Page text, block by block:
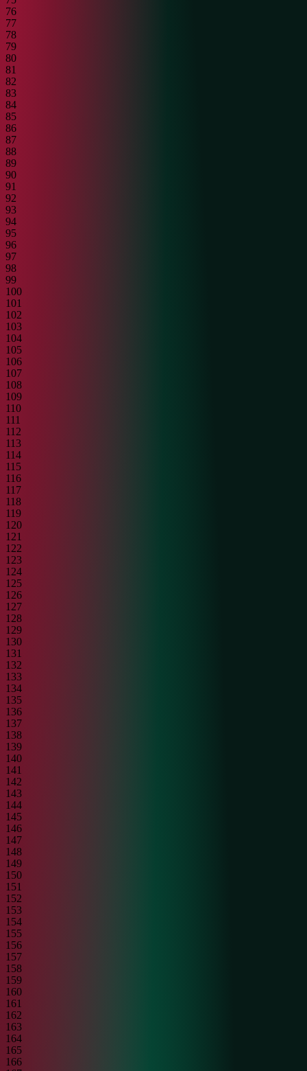
76
77
78
79
80
81
82
83
84
85
86
87
88
89
90
91
92
93
94
95
96
97
98
99
100
101
102
103
104
105
106
107
108
109
110
111
112
113
114
115
116
117
118
119
120
121
122
123
124
125
126
127
128
129
130
131
132
133
134
135
136
137
138
139
140
141
142
143
144
145
146
147
148
149
150
151
152
153
154
155
156
157
158
159
160
161
162
163
164
165
166